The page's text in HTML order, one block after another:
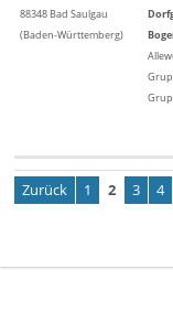
88348 Bad Saulgau
(Baden-Württemberg)
Zurück 1 2 3 4